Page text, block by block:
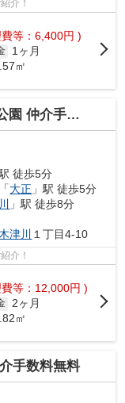
介！
等：6,400円 )
1ヶ月
㎡
介手数料無料
徒歩5分
「大正 」駅 徒歩5分
」駅 徒歩8分
木津川 １丁目4-10
介！
等：12,000円 )
2ヶ月
㎡
手数料無料